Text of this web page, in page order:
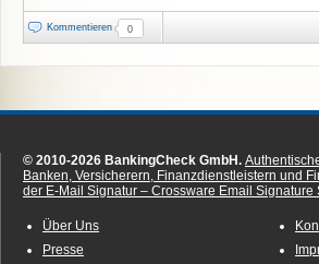
Kommentieren 0
© 2010-2026 BankingCheck GmbH.
Banken, Versicherern, Finanzdienstleistern und
der E-Mail Signatur – Crossware Email Signature
Über Uns
Presse